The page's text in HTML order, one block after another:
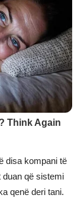
disa kompani të
duan që sistemi
qenë deri tani.